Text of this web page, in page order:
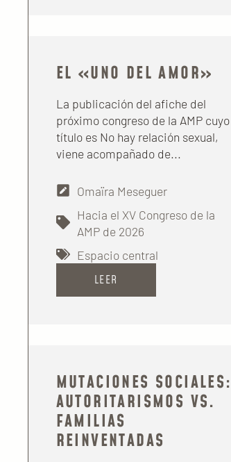
EL «UNO DEL AMOR»
La publicación del afiche del
próximo congreso de la AMP cuyo
título es No hay relación sexual,
viene acompañado de...
Omaïra Meseguer
Hacia el XV Congreso de la
AMP de 2026
Espacio central
LEER
MUTACIONES SOCIALES:
AUTORITARISMOS VS.
FAMILIAS
REINVENTADAS